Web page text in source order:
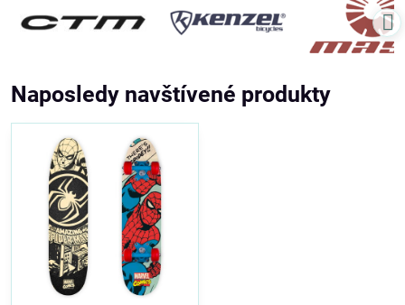
Naposledy navštívené produkty